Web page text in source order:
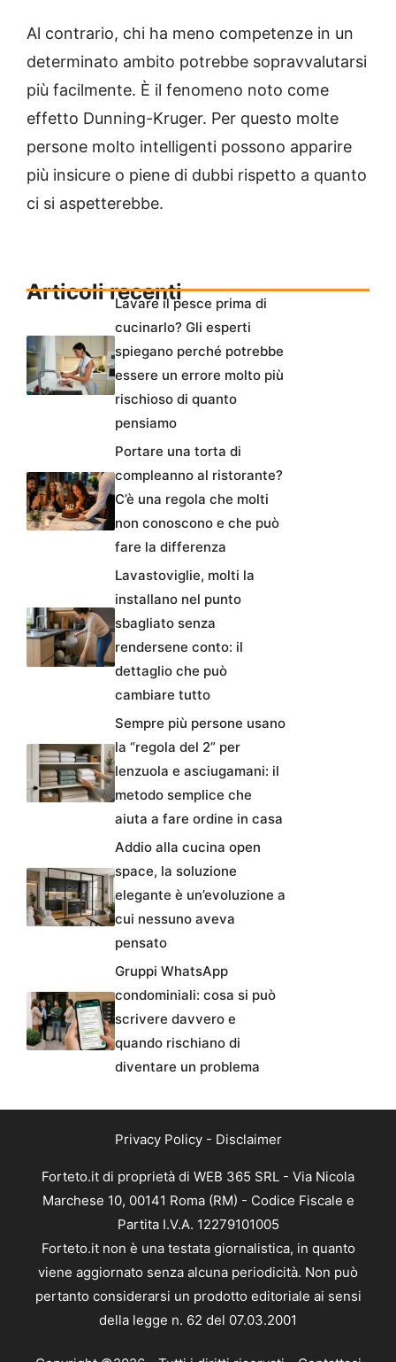
Al contrario, chi ha meno competenze in un
determinato ambito potrebbe sopravvalutarsi
più facilmente. È il fenomeno noto come
effetto Dunning-Kruger. Per questo molte
persone molto intelligenti possono apparire
più insicure o piene di dubbi rispetto a quanto
ci si aspetterebbe.
Articoli recentiLavare il pesce prima di
cucinarlo? Gli esperti
spiegano perché potrebbe
essere un errore molto più
rischioso di quanto
pensiamo
Portare una torta di
compleanno al ristorante?
C’è una regola che molti
non conoscono e che può
fare la differenza
Lavastoviglie, molti la
installano nel punto
sbagliato senza
rendersene conto: il
dettaglio che può
cambiare tutto
Sempre più persone usano
la “regola del 2” per
lenzuola e asciugamani: il
metodo semplice che
aiuta a fare ordine in casa
Addio alla cucina open
space, la soluzione
elegante è un’evoluzione a
cui nessuno aveva
pensato
Gruppi WhatsApp
condominiali: cosa si può
scrivere davvero e
quando rischiano di
diventare un problema
Privacy Policy- Disclaimer
Forteto.it di proprietà di WEB 365 SRL - Via Nicola
Marchese 10, 00141 Roma (RM) - Codice Fiscale e
Partita I.V.A. 12279101005
Forteto.it non è una testata giornalistica, in quanto
viene aggiornato senza alcuna periodicità. Non può
pertanto considerarsi un prodotto editoriale ai sensi
della legge n. 62 del 07.03.2001